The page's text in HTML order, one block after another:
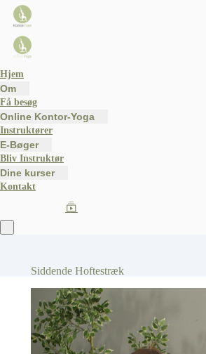
Hjem
Om
Få besøg
Online Kontor-Yoga
Instruktører
E-Bøger
Bliv Instruktør
Dine kurser
Kontakt
Siddende Hoftestræk